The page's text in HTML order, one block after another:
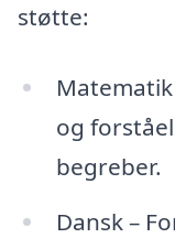
støtte:
og
begreber.
Dansk –